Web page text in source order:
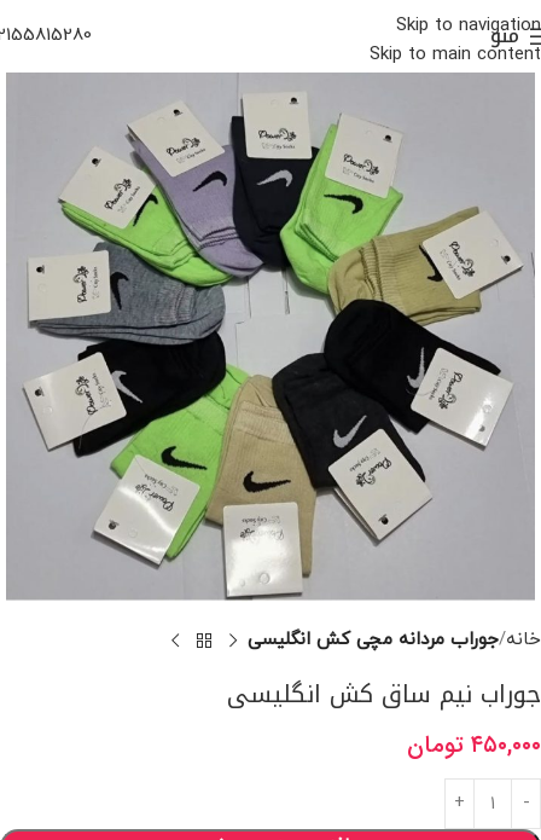
Skip to navigation
Skip to main content
منو
خانه جوراب مردانه مچی کش انگلیسی
جوراب نیم ساق کش انگلیسی
۴۵۰,۰۰۰ تومان